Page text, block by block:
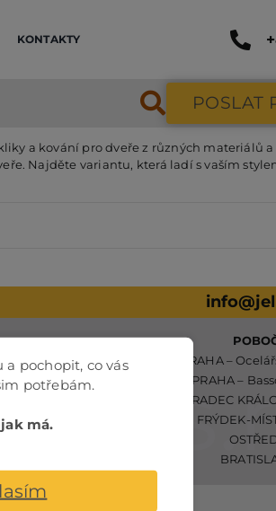
KONTAKTY
POSLAT
a kování pro dveře z různých materiálů a
Najděte variantu, která ladí s vaším
PRAHA –
PRAHA –
HRADEC
FRÝDEK-
pochopit, co vás
potřebám.
má.